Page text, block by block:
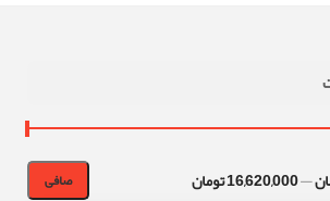
صافی —16,620,000 تومان